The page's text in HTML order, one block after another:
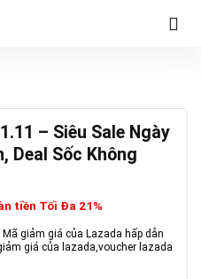
– Siêu Sale Ngày
Deal Sốc Không
tiền Tối Đa 21%
giảm giá của Lazada hấp dẫn
giá của lazada,voucher lazada